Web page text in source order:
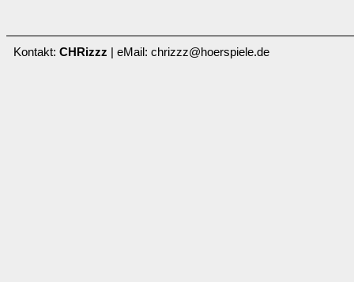
Kontakt: CHRizzz | eMail: chrizzz@hoerspiele.de